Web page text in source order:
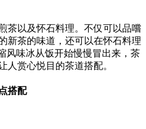
茶以及怀石料理。不仅可以品嚐
新茶的味道，还可以在怀石料理
风味冰从饭开始慢慢冒出来，茶
人赏心悦目的茶道搭配。
搭配